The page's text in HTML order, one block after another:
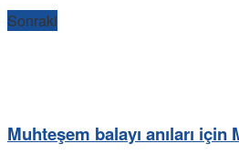
Sonraki
Muhteşem balayı anıları için